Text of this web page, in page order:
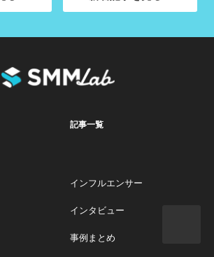
記事一覧
インフルエンサー
インタビュー
事例まとめ